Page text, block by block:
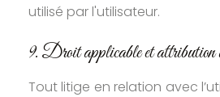
utilisé par l'utilisateur.
9. Droit applicable et attribution
Tout litige en relation avec